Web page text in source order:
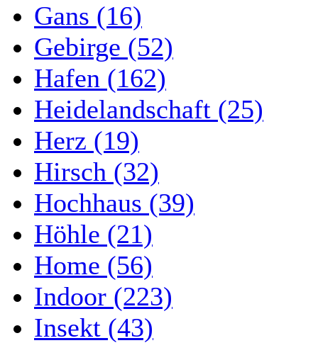
Gans (16)
Gebirge (52)
Hafen (162)
Heidelandschaft (25)
Herz (19)
Hirsch (32)
Hochhaus (39)
Höhle (21)
Home (56)
Indoor (223)
Insekt (43)